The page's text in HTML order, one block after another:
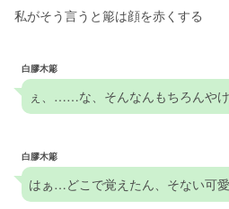
私がそう言うと簓は顔を赤くする
白膠木簓
ぇ、……な、そんなんもちろんや
白膠木簓
はぁ…どこで覚えたん、そない可